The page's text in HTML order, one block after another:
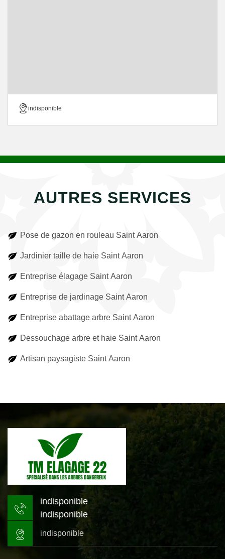
indisponible
AUTRES SERVICES
Pose de gazon en rouleau Saint Aaron
Jardinier taille de haie Saint Aaron
Entreprise élagage Saint Aaron
Entreprise de jardinage Saint Aaron
Entreprise abattage arbre Saint Aaron
Dessouchage arbre et haie Saint Aaron
Artisan paysagiste Saint Aaron
indisponible
indisponible
indisponible